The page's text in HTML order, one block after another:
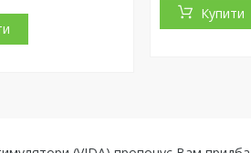
Купити